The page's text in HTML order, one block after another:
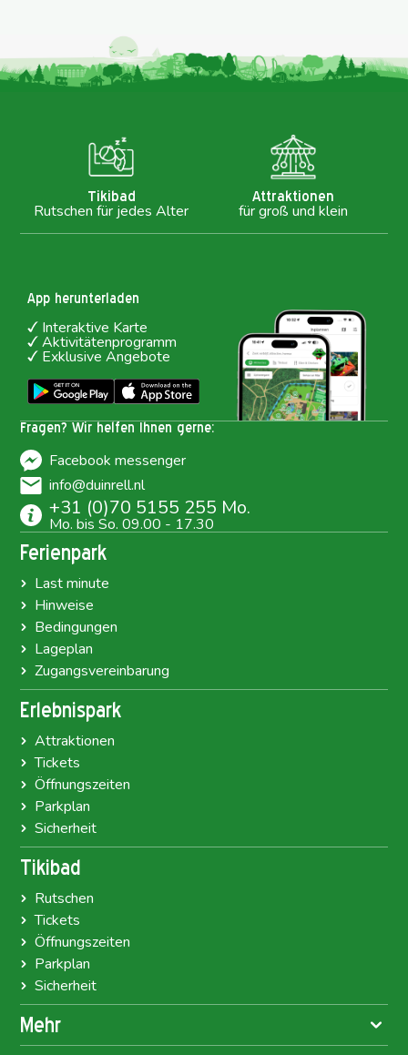
Tikibad
Rutschen für jedes Alter
Attraktionen
für groß und klein
Fragen? Wir helfen Ihnen gerne:
Facebook messenger
info@duinrell.nl
+31 (0)70 5155 255 Mo.
Mo. bis So. 09.00 - 17.30
App herunterladen
Interaktive Karte
Aktivitätenprogramm
Exklusive Angebote
Ferienpark
Last minute
Hinweise
Bedingungen
Lageplan
Zugangsvereinbarung
Erlebnispark
Attraktionen
Tickets
Öffnungszeiten
Parkplan
Sicherheit
Tikibad
Rutschen
Tickets
Öffnungszeiten
Parkplan
Sicherheit
Mehr